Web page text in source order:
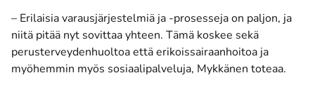
– Erilaisia varausjärjestelmiä ja -prosesseja on paljon, ja
niitä pitää nyt sovittaa yhteen. Tämä koskee sekä
perusterveydenhuoltoa että erikoissairaanhoitoa ja
myöhemmin myös sosiaalipalveluja, Mykkänen toteaa.